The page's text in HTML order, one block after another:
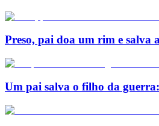
Preso, pai doa um rim e salva
Um pai salva o filho da